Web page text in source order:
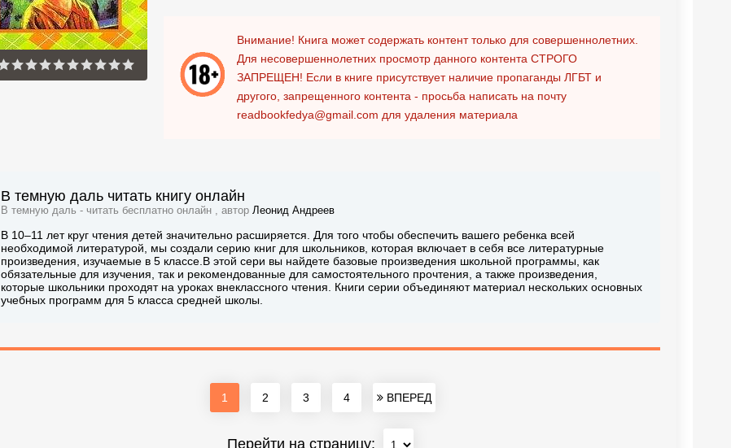
Внимание! Книга может содержать контент только для совершеннолетних.
Для несовершеннолетних просмотр данного контента СТРОГО
ЗАПРЕЩЕН! Если в книге присутствует наличие пропаганды ЛГБТ и
другого, запрещенного контента - просьба написать на почту
readbookfedya@gmail.com для удаления материала
В темную даль читать книгу онлайн
В темную даль - читать бесплатно онлайн , автор Леонид Андреев
В 10–11 лет круг чтения детей значительно расширяется. Для того чтобы обеспечить вашего ребенка всей
необходимой литературой, мы создали серию книг для школьников, которая включает в себя все литературные
произведения, изучаемые в 5 классе.В этой сери вы найдете базовые произведения школьной программы, как
обязательные для изучения, так и рекомендованные для самостоятельного прочтения, а также произведения,
которые школьники проходят на уроках внеклассного чтения. Книги серии объединяют материал нескольких основных
учебных программ для 5 класса средней школы.
1 2 3 4 ВПЕРЕД
Перейти на страницу: